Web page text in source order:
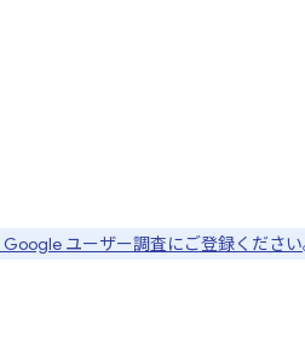
Google ユーザー調査にご登録ください